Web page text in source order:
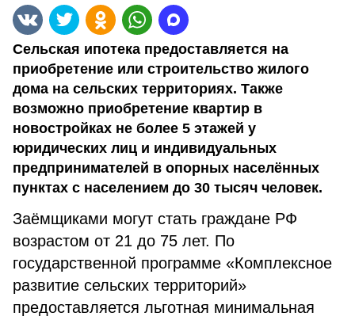
Сельская ипотека предоставляется на
приобретение или строительство жилого
дома на сельских территориях. Также
возможно приобретение квартир в
новостройках не более 5 этажей у
юридических лиц и индивидуальных
предпринимателей в опорных населённых
пунктах с населением до 30 тысяч человек.
Заёмщиками могут стать граждане РФ
возрастом от 21 до 75 лет. По
государственной программе «Комплексное
развитие сельских территорий»
предоставляется льготная минимальная